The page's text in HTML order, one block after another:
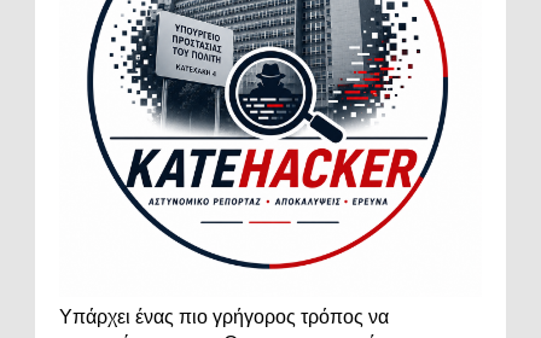
Υπάρχει ένας πιο γρήγορος τρόπος να